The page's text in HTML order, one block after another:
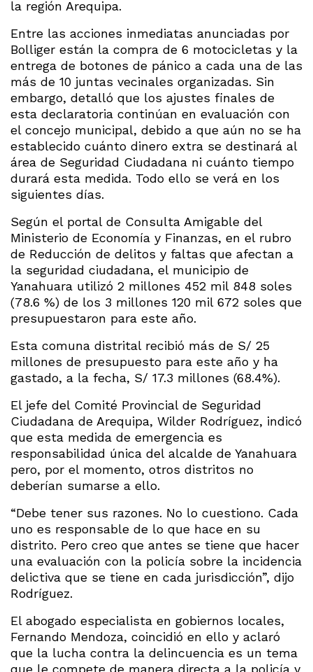
la región Arequipa.
Entre las acciones inmediatas anunciadas por
Bolliger están la compra de 6 motocicletas y la
entrega de botones de pánico a cada una de las
más de 10 juntas vecinales organizadas. Sin
embargo, detalló que los ajustes finales de
esta declaratoria continúan en evaluación con
el concejo municipal, debido a que aún no se ha
establecido cuánto dinero extra se destinará al
área de Seguridad Ciudadana ni cuánto tiempo
durará esta medida. Todo ello se verá en los
siguientes días.
Según el portal de Consulta Amigable del
Ministerio de Economía y Finanzas, en el rubro
de Reducción de delitos y faltas que afectan a
la seguridad ciudadana, el municipio de
Yanahuara utilizó 2 millones 452 mil 848 soles
(78.6 %) de los 3 millones 120 mil 672 soles que
presupuestaron para este año.
Esta comuna distrital recibió más de S/ 25
millones de presupuesto para este año y ha
gastado, a la fecha, S/ 17.3 millones (68.4%).
El jefe del Comité Provincial de Seguridad
Ciudadana de Arequipa, Wilder Rodríguez, indicó
que esta medida de emergencia es
responsabilidad única del alcalde de Yanahuara
pero, por el momento, otros distritos no
deberían sumarse a ello.
“Debe tener sus razones. No lo cuestiono. Cada
uno es responsable de lo que hace en su
distrito. Pero creo que antes se tiene que hacer
una evaluación con la policía sobre la incidencia
delictiva que se tiene en cada jurisdicción”, dijo
Rodríguez.
El abogado especialista en gobiernos locales,
Fernando Mendoza, coincidió en ello y aclaró
que la lucha contra la delincuencia es un tema
que le compete de manera directa a la policía y